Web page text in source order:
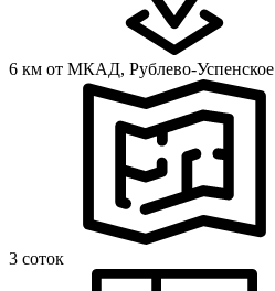
6 км от МКАД, Рублево-Успенское
3 соток